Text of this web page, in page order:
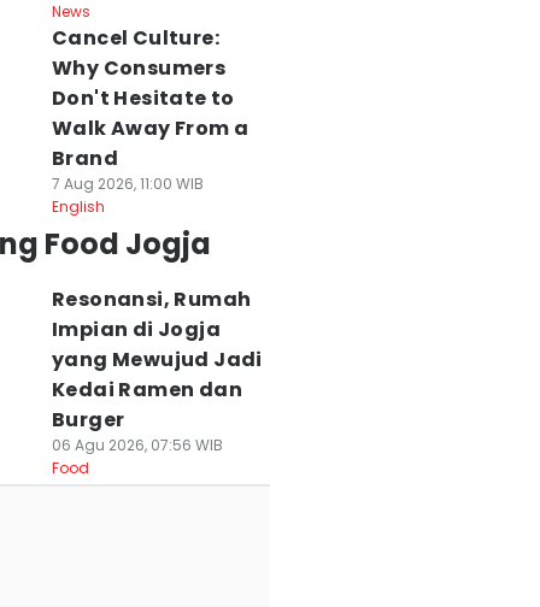
News
Cancel Culture:
Why Consumers
Don't Hesitate to
Walk Away From a
Brand
7 Aug 2026, 11:00 WIB
English
Food Jogja
Resonansi, Rumah
Impian di Jogja
yang Mewujud Jadi
Kedai Ramen dan
Burger
06 Agu 2026, 07:56 WIB
Food